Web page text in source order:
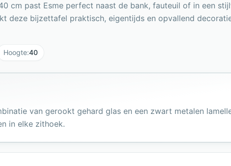
cm past Esme perfect naast de bank, fauteuil of in een
deze bijzettafel praktisch, eigentijds en opvallend
Hoogte:40
van gerookt gehard glas en een zwart metalen
in elke zithoek.